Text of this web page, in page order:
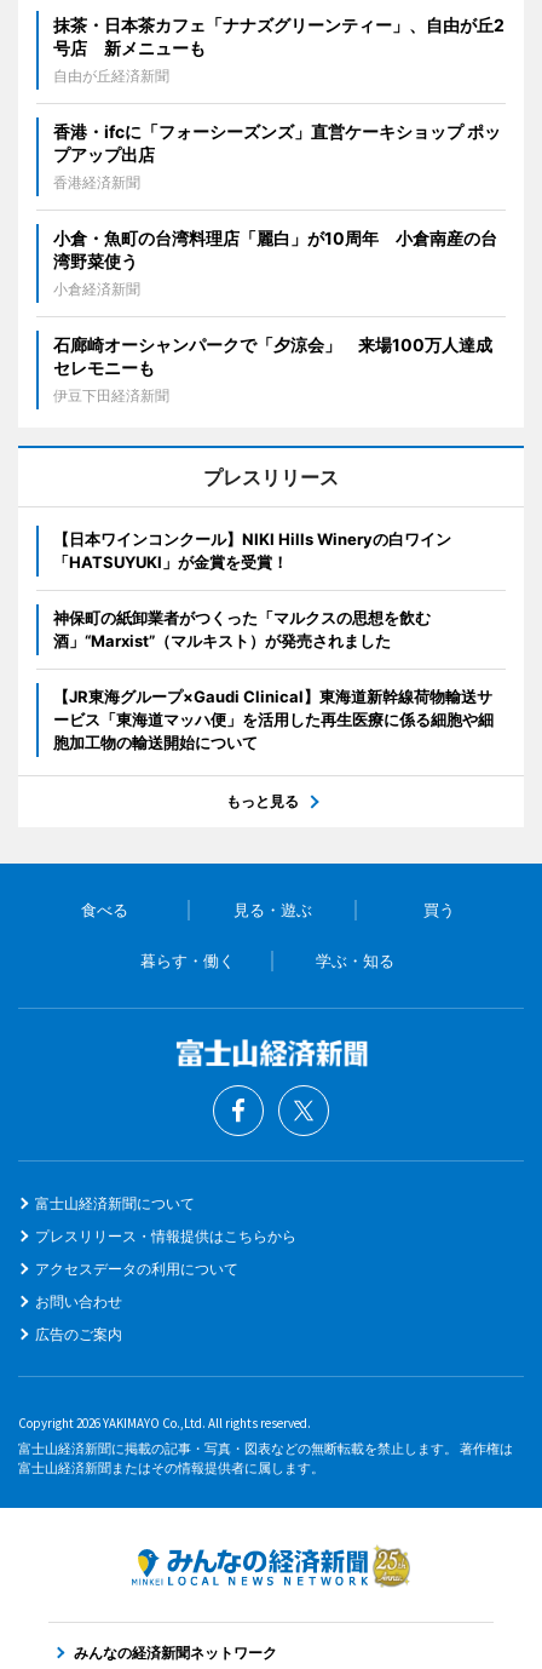
抹茶・日本茶カフェ「ナナズグリーンティー」、自由が丘2
号店 新メニューも
自由が丘経済新聞
香港・ifcに「フォーシーズンズ」直営ケーキショップ ポッ
プアップ出店
香港経済新聞
小倉・魚町の台湾料理店「麗白」が10周年 小倉南産の台
湾野菜使う
小倉経済新聞
石廊崎オーシャンパークで「夕涼会」 来場100万人達成
セレモニーも
伊豆下田経済新聞
プレスリリース
【日本ワインコンクール】NIKI Hills Wineryの白ワイン
「HATSUYUKI」が金賞を受賞！
神保町の紙卸業者がつくった「マルクスの思想を飲む
酒」“Marxist”（マルキスト）が発売されました
【JR東海グループ×Gaudi Clinical】東海道新幹線荷物輸送サ
ービス「東海道マッハ便」を活用した再生医療に係る細胞や細
胞加工物の輸送開始について
もっと見る
食べる 見る・遊ぶ 買う
暮らす・働く 学ぶ・知る
富士山経済新聞について
プレスリリース・情報提供はこちらから
アクセスデータの利用について
お問い合わせ
広告のご案内
Copyright 2026 YAKIMAYO Co.,Ltd. All rights reserved.
富士山経済新聞に掲載の記事・写真・図表などの無断転載を禁止します。 著作権は
富士山経済新聞またはその情報提供者に属します。
みんなの経済新聞ネットワーク